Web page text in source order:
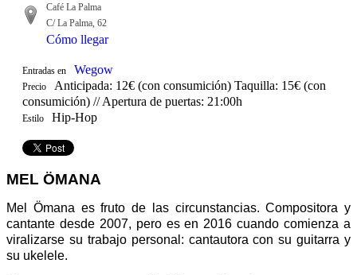
Café La Palma
C/ La Palma, 62
Cómo llegar
Entradas en Wegow
Precio
Anticipada: 12€ (con consumición) Taquilla: 15€ (con
consumición) // Apertura de puertas: 21:00h
Estilo Hip-Hop
MEL ÖMANA
Mel Ömana es fruto de las circunstancias. Compositora y
cantante desde 2007, pero es en 2016 cuando comienza a
viralizarse su trabajo personal: cantautora con su guitarra y
su ukelele.